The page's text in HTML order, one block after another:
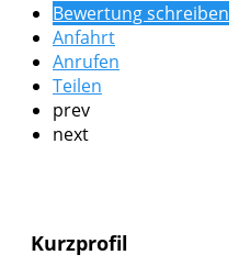
Bewertung schreiben
Anfahrt
Anrufen
Teilen
prev
next
Kurzprofil